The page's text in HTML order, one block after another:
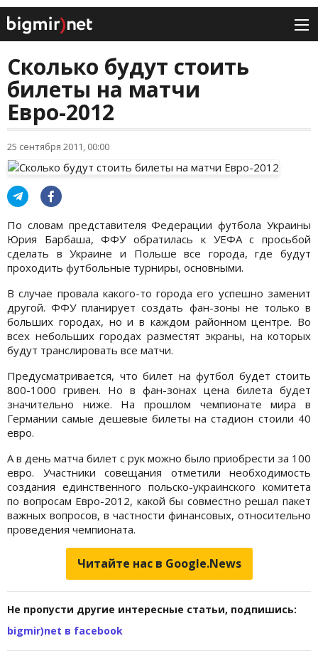
Сколько будут стоить
билеты на матчи
Евро-2012
25 сентября 2011, 00:00
По словам представителя Федерации футбола Украины
Юрия Барбаша, ФФУ обратилась к УЕФА с просьбой
сделать в Украине и Польше все города, где будут
проходить футбольные турниры, основными.
В случае провала какого-то города его успешно заменит
другой. ФФУ планирует создать фан-зоны не только в
больших городах, но и в каждом районном центре. Во
всех небольших городах разместят экраны, на которых
будут транслировать все матчи.
Предусматривается, что билет на футбол будет стоить
800-1000 гривен. Но в фан-зонах цена билета будет
значительно ниже. На прошлом чемпионате мира в
Германии самые дешевые билеты на стадион стоили 40
евро.
А в день матча билет с рук можно было приобрести за 100
евро. Участники совещания отметили необходимость
создания единственного польско-украинского комитета
по вопросам Евро-2012, какой бы совместно решал пакет
важных вопросов, в частности финансовых, относительно
проведения чемпионата.
Читайте нас в Google.News
Не пропусти другие интересные статьи, подпишись:
bigmir)net в facebook